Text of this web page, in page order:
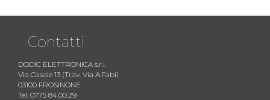
Contatti
DODIC ELETTRONICA s.r.l.
Via Casale 13 (Trav. Via A.Fabi)
03100 FROSINONE
Tel. 0775 84.00.29